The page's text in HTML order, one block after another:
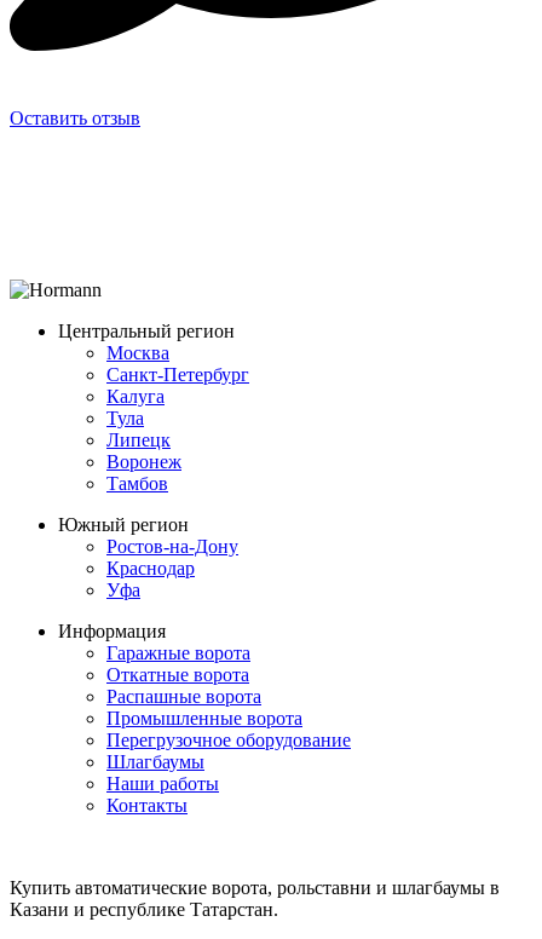
Оставить отзыв
Центральный регион
Москва
Санкт-Петербург
Калуга
Тула
Липецк
Воронеж
Тамбов
Южный регион
Ростов-на-Дону
Краснодар
Уфа
Информация
Гаражные ворота
Откатные ворота
Распашные ворота
Промышленные ворота
Перегрузочное оборудование
Шлагбаумы
Наши работы
Контакты
Купить автоматические ворота, рольставни и шлагбаумы в
Казани и республике Татарстан.